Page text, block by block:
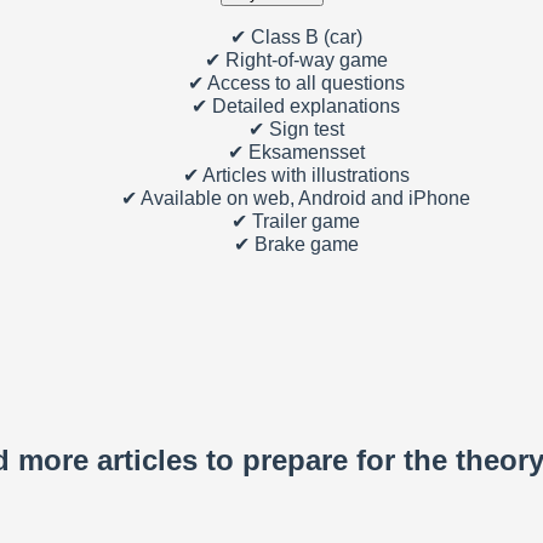
✔ Class B (car)
✔ Right-of-way game
✔ Access to all questions
✔ Detailed explanations
✔ Sign test
✔ Eksamensset
✔ Articles with illustrations
✔ Available on web, Android and iPhone
✔ Trailer game
✔ Brake game
more articles to prepare for the